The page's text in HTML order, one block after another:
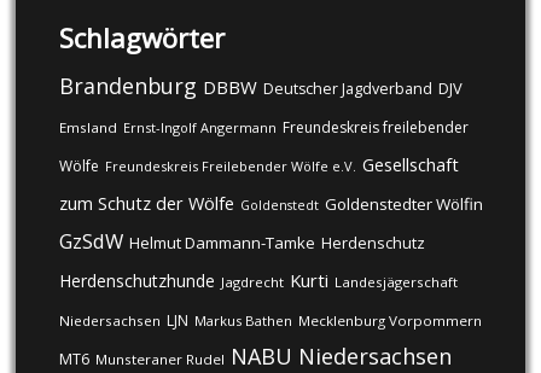
Schlagwörter
Brandenburg DBBW Deutscher Jagdverband DJV
Emsland Ernst-Ingolf Angermann Freundeskreis freilebender
Wölfe Freundeskreis Freilebender Wölfe e.V. Gesellschaft
zum Schutz der Wölfe Goldenstedt Goldenstedter Wölfin
GzSdW Helmut Dammann-Tamke Herdenschutz
Herdenschutzhunde Jagdrecht Kurti Landesjägerschaft
Niedersachsen LJN Markus Bathen Mecklenburg Vorpommern
MT6 Munsteraner Rudel NABU Niedersachsen